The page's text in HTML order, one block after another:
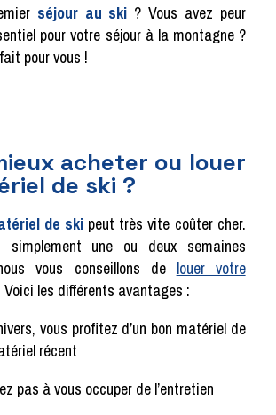
séjour au ski ? Vous avez peur
pour votre séjour à la montagne ?
pour vous !
acheter ou louer
de ski ?
de ski peut très vite coûter cher.
une ou deux semaines
vous conseillons de louer votre
Voici les différents avantages :
vous profitez d’un bon matériel de
récent
pas à vous occuper de l’entretien